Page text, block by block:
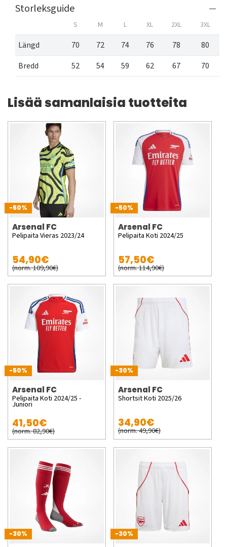
Storleksguide
S M L XL 2XL 3XL
Längd 70 72 74 76 78
80
Bredd
52 54 59 62 67 70
Lisää samanlaisia tuotteita
-50%
Arsenal FC
Pelipaita Vieras 2023/24
54,90€
(norm. 109,90€)
-50%
Arsenal FC
Pelipaita Koti 2024/25
57,50€
(norm. 114,90€)
-50%
Arsenal FC
Pelipaita Koti 2024/25 -
Juniori
41,50€
(norm. 82,90€)
-30%
Arsenal FC
Shortsit Koti 2025/26
34,90€
(norm. 49,90€)
-30% -30%